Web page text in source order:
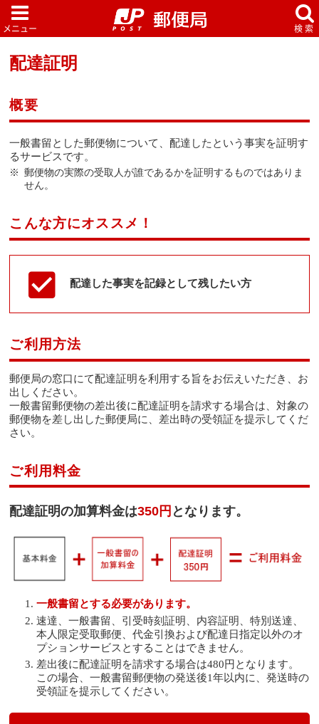
配達証明
概要
一般書留とした郵便物について、配達したという事実を証明す
るサービスです。
郵便物の実際の受取人が誰であるかを証明するものではありま
せん。
こんな方にオススメ！
配達した事実を記録として残したい方
ご利用方法
郵便局の窓口にて配達証明を利用する旨をお伝えいただき、お
出しください。
一般書留郵便物の差出後に配達証明を請求する場合は、対象の
郵便物を差し出した郵便局に、差出時の受領証を提示してくだ
さい。
ご利用料金
配達証明の加算料金は350円 となります。
一般書留とする必要があります。
速達、一般書留、引受時刻証明、内容証明、特別送達、
本人限定受取郵便、代金引換および配達日指定以外のオ
プションサービスとすることはできません。
差出後に配達証明を請求する場合は480円となります。
この場合、一般書留郵便物の発送後1年以内に、発送時の
受領証を提示してください。